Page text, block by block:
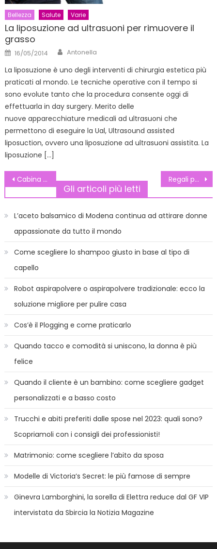
Bellezza Salute Varie
La liposuzione ad ultrasuoni per rimuovere il
grasso
Posted
on
16/05/2014 Author
Antonella
La liposuzione è uno degli interventi di chirurgia estetica più
praticati al mondo. Le tecniche operative con il tempo si
sono evolute tanto che la procedura consente oggi di
effettuarla in day surgery. Merito delle
nuove apparecchiature medicali ad ultrasuoni che
permettono di eseguire la Ual, Ultrasound assisted
liposuction, ovvero una liposuzione ad ultrasuoni assistita. La
liposuzione […]
Navigazione
articoli
Cabina armadio: perché è di tendenza Regali per donne incinte
Gli articoli più letti
L’aceto balsamico di Modena continua ad attirare donne
appassionate da tutto il mondo
Come scegliere lo shampoo giusto in base al tipo di
capello
Robot aspirapolvere o aspirapolvere tradizionale: ecco la
soluzione migliore per pulire casa
Cos’è il Plogging e come praticarlo
Quando tacco e comodità si uniscono, la donna è più
felice
Quando il cliente è un bambino: come scegliere gadget
personalizzati e a basso costo
Trucchi e abiti preferiti dalle spose nel 2023: quali sono?
Scopriamoli con i consigli dei professionisti!
Matrimonio: come scegliere l’abito da sposa
Modelle di Victoria’s Secret: le più famose di sempre
Ginevra Lamborghini, la sorella di Elettra reduce dal GF VIP
intervistata da Sbircia la Notizia Magazine